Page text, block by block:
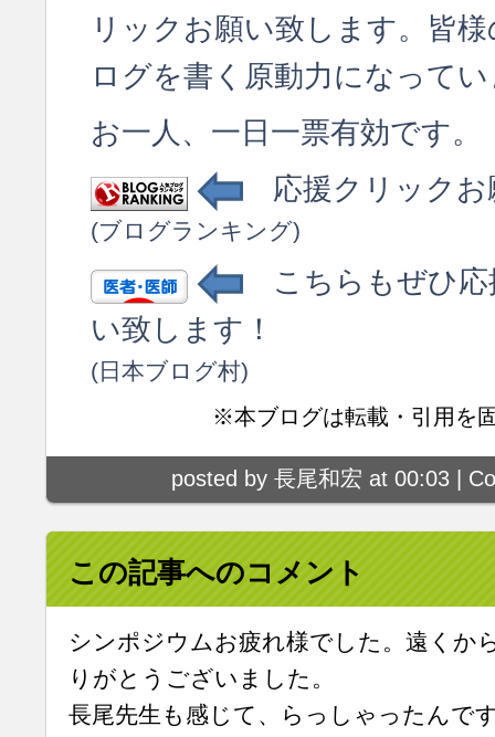
リックお願い致します。皆
ログを書く原動力になって
お一人、一日一票有効です。
応援クリックお
(ブログランキング)
こちらもぜひ応
い致します！
(日本ブログ村)
※本ブログは転載・引用を
posted by 長尾和宏 at 00:03 |
この記事へのコメント
シンポジウムお疲れ様でした。遠くか
りがとうございました。
長尾先生も感じて、らっしゃったんで